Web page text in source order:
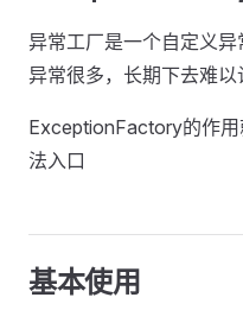
异常工厂是一个自定义
异常很多，长期下去难以
ExceptionFactory的作
法入口
基本使用